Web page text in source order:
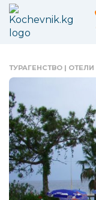
ТУРАГЕНСТВО | ОТЕЛИ